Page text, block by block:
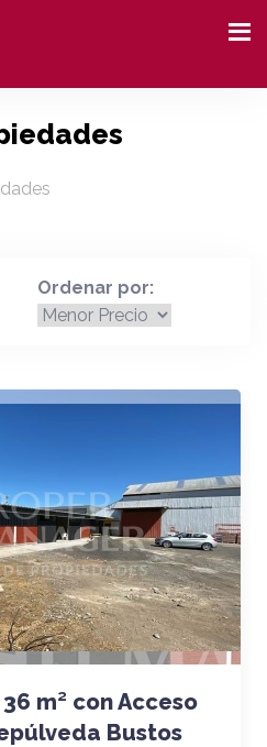
Ordenar por:
m² con Acceso
Bustos